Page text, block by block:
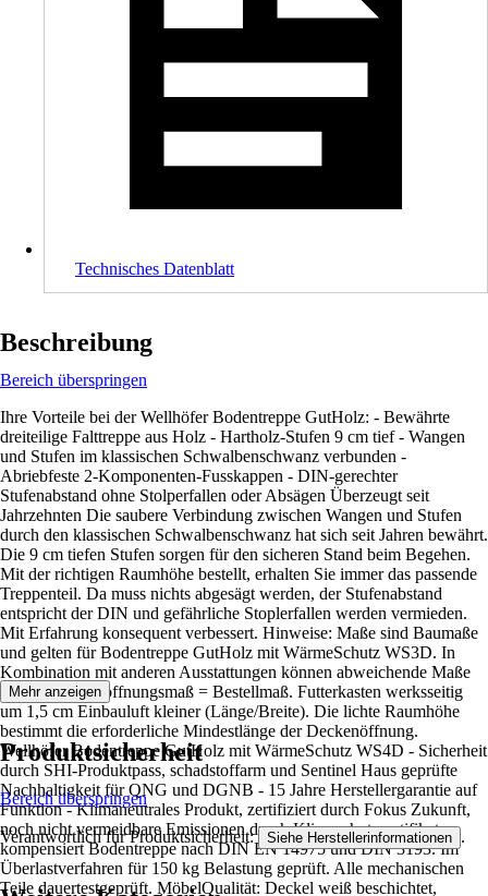
Technisches Datenblatt
Beschreibung
Bereich überspringen
Ihre Vorteile bei der Wellhöfer Bodentreppe GutHolz: - Bewährte
dreiteilige Falttreppe aus Holz - Hartholz-Stufen 9 cm tief - Wangen
und Stufen im klassischen Schwalbenschwanz verbunden -
Abriebfeste 2-Komponenten-Fusskappen - DIN-gerechter
Stufenabstand ohne Stolperfallen oder Absägen Überzeugt seit
Jahrzehnten Die saubere Verbindung zwischen Wangen und Stufen
durch den klassischen Schwalbenschwanz hat sich seit Jahren bewährt.
Die 9 cm tiefen Stufen sorgen für den sicheren Stand beim Begehen.
Mit der richtigen Raumhöhe bestellt, erhalten Sie immer das passende
Treppenteil. Da muss nichts abgesägt werden, der Stufenabstand
entspricht der DIN und gefährliche Stoplerfallen werden vermieden.
Mit Erfahrung konsequent verbessert. Hinweise: Maße sind Baumaße
und gelten für Bodentreppe GutHolz mit WärmeSchutz WS3D. In
Kombination mit anderen Ausstattungen können abweichende Maße
gelten. Deckenöffnungsmaß = Bestellmaß. Futterkasten werksseitig
um 1,5 cm Einbauluft kleiner (Länge/Breite). Die lichte Raumhöhe
bestimmt die erforderliche Mindestlänge der Deckenöffnung.
Wellhöfer Bodentreppe GutHolz mit WärmeSchutz WS4D - Sicherheit
durch SHI-Produktpass, schadstoffarm und Sentinel Haus geprüfte
Nachhaltigkeit für QNG und DGNB - 15 Jahre Herstellergarantie auf
Funktion - Klimaneutrales Produkt, zertifiziert durch Fokus Zukunft,
noch nicht vermeidbare Emissionen durch Klimaschutzzertifikate
kompensiert Bodentreppe nach DIN EN 14975 und DIN 3193. Im
Überlastverfahren für 150 kg Belastung geprüft. Alle mechanischen
Teile dauertestgeprüft. MöbelQualität: Deckel weiß beschichtet,
Mehr anzeigen
Produktsicherheit
Bereich überspringen
Verantwortlich für Produktsicherheit: Siehe Herstellerinformationen .